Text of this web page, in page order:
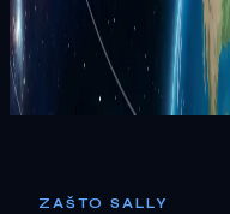
ZAŠTO SALLY